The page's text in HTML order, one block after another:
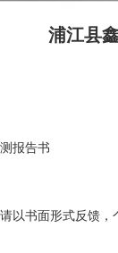
浦江县
报告书
以书面形式反馈，